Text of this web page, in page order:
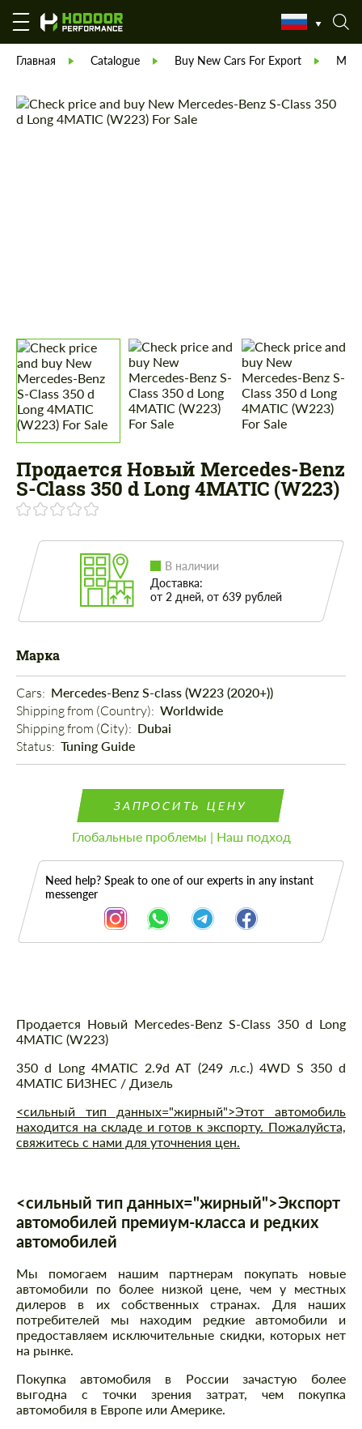
Главная Catalogue Buy New Cars For Export
Продается Новый Mercedes-Benz
S-Class 350 d Long 4MATIC (W223)
В наличии
Доставка:
от 2 дней, от 639 рублей
Марка
Cars: Mercedes-Benz S-class (W223 (2020+))
Shipping from (Country): Worldwide
Shipping from (Сity): Dubai
Status: Tuning Guide
ЗАПРОСИТЬ ЦЕНУ
Глобальные проблемы | Наш подход
Need help? Speak to one of our experts in any instant
messenger
Описание
Продается Новый Mercedes-Benz S-Class 350 d Long
4MATIC (W223)
350 d Long 4MATIC 2.9d AT (249 л.с.) 4WD S 350 d
4MATIC БИЗНЕС / Дизель
<сильный тип данных="жирный">Этот автомобиль
находится на складе и готов к экспорту. Пожалуйста,
свяжитесь с нами для уточнения цен.
<сильный тип данных="жирный">Экспорт
автомобилей премиум-класса и редких
автомобилей
Мы помогаем нашим партнерам покупать новые
автомобили по более низкой цене, чем у местных
дилеров в их собственных странах. Для наших
потребителей мы находим редкие автомобили и
предоставляем исключительные скидки, которых нет
на рынке.
Покупка автомобиля в России зачастую более
выгодна с точки зрения затрат, чем покупка
автомобиля в Европе или Америке.